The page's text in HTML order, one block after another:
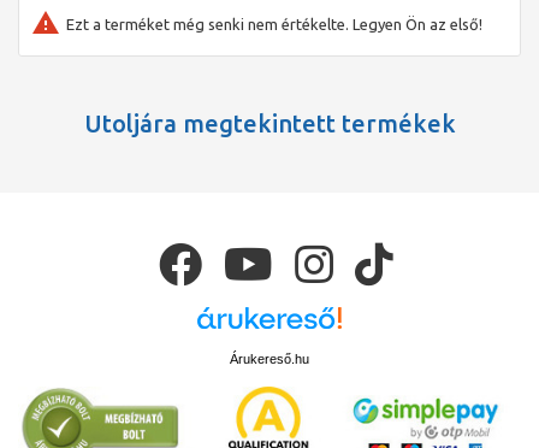
Ezt a terméket még senki nem értékelte. Legyen Ön az első!
Utoljára megtekintett termékek
Árukereső.hu